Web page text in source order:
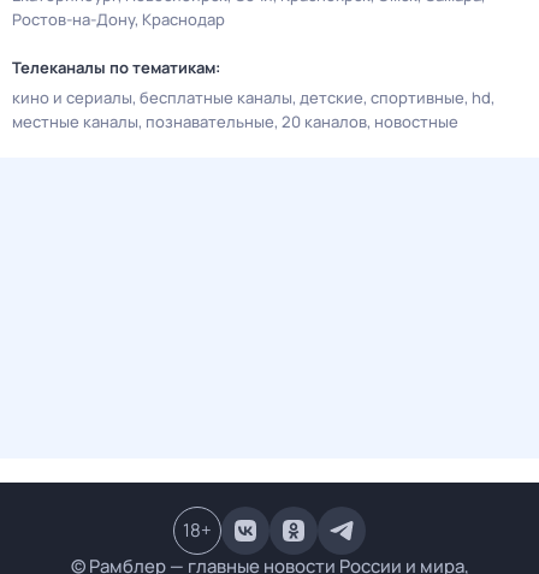
Ростов-на-Дону Краснодар
Телеканалы по тематикам:
кино и сериалы бесплатные каналы детские спортивные hd
местные каналы познавательные 20 каналов новостные
© Рамблер — главные новости России и мира,
18+